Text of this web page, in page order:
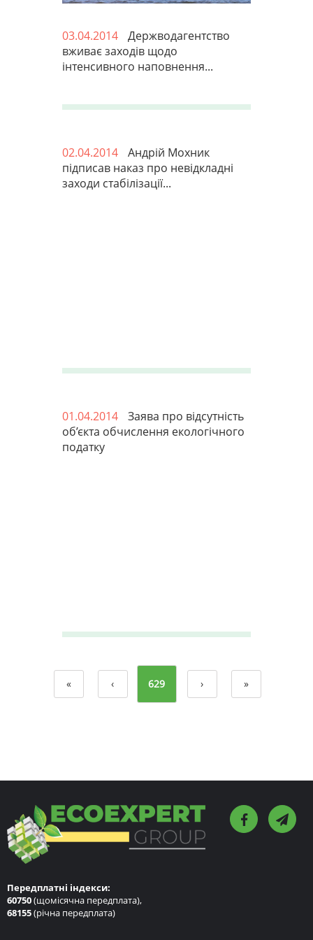
03.04.2014
Держводагентство
вживає заходів щодо
інтенсивного наповнення...
02.04.2014
Андрій Мохник
підписав наказ про невідкладні
заходи стабілізації...
01.04.2014
Заява про відсутність
об’єкта обчислення екологічного
податку
« ‹ 629 › »
Передплатні індекси:
60750(щомісячна передплата),
68155(річна передплата)